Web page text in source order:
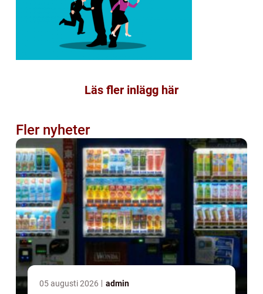
Läs fler inlägg här
Fler nyheter
05 augusti 2026 admin